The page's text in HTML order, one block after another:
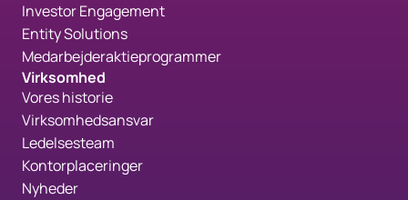
Investor Engagement
Entity Solutions
Medarbejderaktieprogrammer
Virksomhed
Vores historie
Virksomhedsansvar
Ledelsesteam
Kontorplaceringer
Nyheder